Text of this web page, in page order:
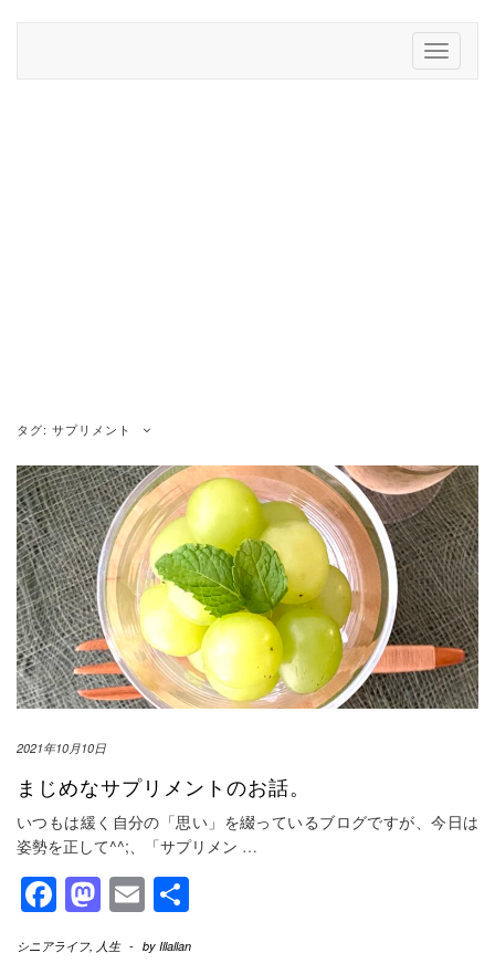
Toggle
タグ: サプリメント
2021年10月10日
まじめなサプリメントのお話。
いつもは緩く自分の「思い」を綴っているブログですが、今日は
姿勢を正して^^;、「サプリメン …
Facebook
Mastodon
Email
有
シニアライフ, 人生 - by Illallan